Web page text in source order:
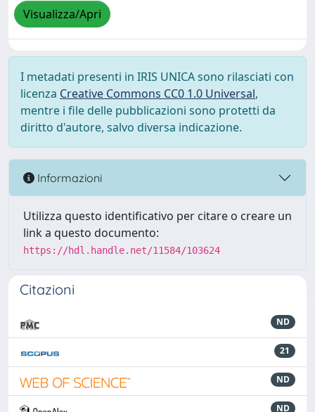
Visualizza/Apri
I metadati presenti in IRIS UNICA sono rilasciati con
licenza Creative Commons CC0 1.0 Universal,
mentre i file delle pubblicazioni sono protetti da
diritto d'autore, salvo diversa indicazione.
Informazioni
Utilizza questo identificativo per citare o creare un
link a questo documento:
https://hdl.handle.net/11584/103624
Citazioni
ND
21
ND
ND